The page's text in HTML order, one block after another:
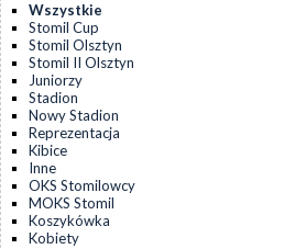
Wszystkie
Stomil Cup
Stomil Olsztyn
Stomil II Olsztyn
Juniorzy
Stadion
Nowy Stadion
Reprezentacja
Kibice
Inne
OKS Stomilowcy
MOKS Stomil
Koszykówka
Kobiety